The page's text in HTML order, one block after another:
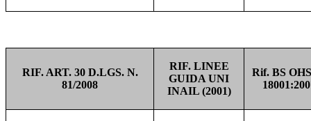
RIF. ART. 30 D.LGS. N.
81/2008
RIF. LINEE
GUIDA UNI
INAIL (2001)
Rif. BS